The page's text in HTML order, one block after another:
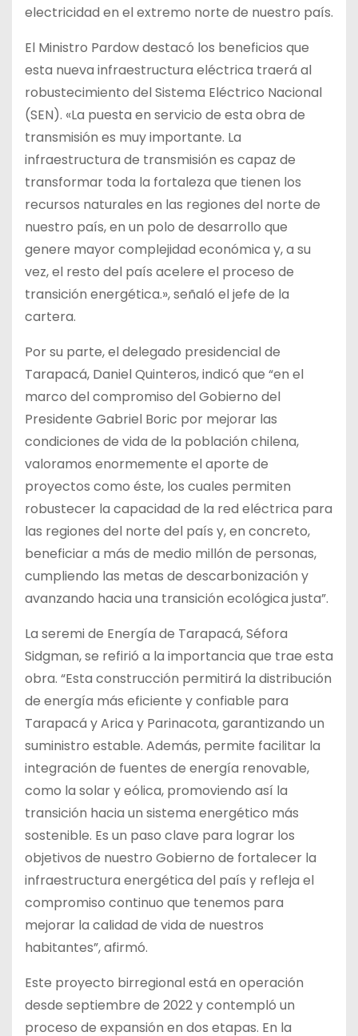
electricidad en el extremo norte de nuestro país.
El Ministro Pardow destacó los beneficios que
esta nueva infraestructura eléctrica traerá al
robustecimiento del Sistema Eléctrico Nacional
(SEN). «La puesta en servicio de esta obra de
transmisión es muy importante. La
infraestructura de transmisión es capaz de
transformar toda la fortaleza que tienen los
recursos naturales en las regiones del norte de
nuestro país, en un polo de desarrollo que
genere mayor complejidad económica y, a su
vez, el resto del país acelere el proceso de
transición energética.», señaló el jefe de la
cartera.
Por su parte, el delegado presidencial de
Tarapacá, Daniel Quinteros, indicó que “en el
marco del compromiso del Gobierno del
Presidente Gabriel Boric por mejorar las
condiciones de vida de la población chilena,
valoramos enormemente el aporte de
proyectos como éste, los cuales permiten
robustecer la capacidad de la red eléctrica para
las regiones del norte del país y, en concreto,
beneficiar a más de medio millón de personas,
cumpliendo las metas de descarbonización y
avanzando hacia una transición ecológica justa”.
La seremi de Energía de Tarapacá, Séfora
Sidgman, se refirió a la importancia que trae esta
obra. “Esta construcción permitirá la distribución
de energía más eficiente y confiable para
Tarapacá y Arica y Parinacota, garantizando un
suministro estable. Además, permite facilitar la
integración de fuentes de energía renovable,
como la solar y eólica, promoviendo así la
transición hacia un sistema energético más
sostenible. Es un paso clave para lograr los
objetivos de nuestro Gobierno de fortalecer la
infraestructura energética del país y refleja el
compromiso continuo que tenemos para
mejorar la calidad de vida de nuestros
habitantes”, afirmó.
Este proyecto birregional está en operación
desde septiembre de 2022 y contempló un
proceso de expansión en dos etapas. En la